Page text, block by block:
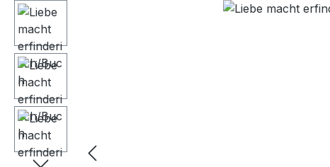
Bildergalerie überspringen